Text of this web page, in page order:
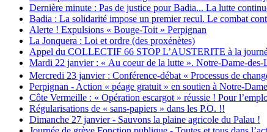
Dernière minute : Pas de justice pour Badia... La lutte
Badia : La solidarité impose un premier recul. Le combat
Alerte ! Expulsions « Bouge-Toit » Perpignan
La Jonquera : Loi et ordre (des proxénètes)
Appel du COLLECTIF 66 STOP L’AUSTERITE à la
Mardi 22 janvier : « Au coeur de la lutte ». Notre-Dame-des-
Mercredi 23 janvier : Conférence-débat « Processus de
Perpignan - Action « péage gratuit » en soutien à Notre-
Côte Vermeille : « Opération escargot » réussie ! Pour
Régularisations de « sans-papiers » dans les P.O. !!
Dimanche 27 janvier - Sauvons la plaine agricole du Palau !